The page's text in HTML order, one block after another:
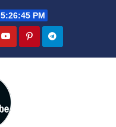
5:26:46 PM